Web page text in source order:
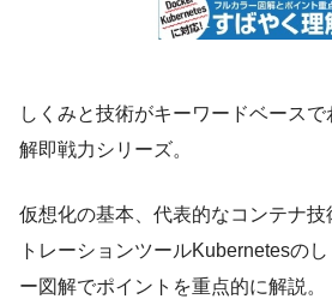
しくみと技術がキーワードベース
解即戦力シリーズ。
仮想化の基本、代表的なコンテナ技
トレーションツールKubernetesの
ー図解でポイントを重点的に解説。